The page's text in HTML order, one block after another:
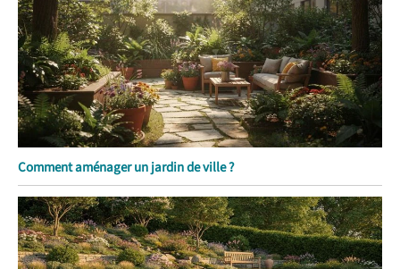
Comment aménager un jardin de ville ?